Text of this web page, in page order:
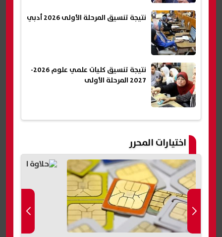
نتيجة تنسيق المرحلة الأولى 2026 أدبي
نتيجة تنسيق كليات علمي علوم 2026-
2027 المرحلة الأولى
اختيارات المحرر